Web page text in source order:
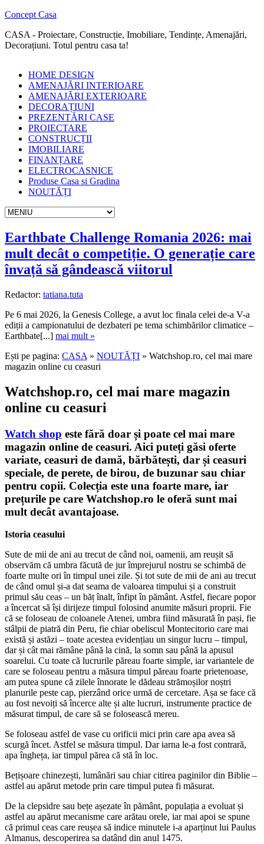
Concept Casa
CASA - Proiectare, Construcție, Imobiliare, Tendințe, Amenajări,
Decorațiuni. Totul pentru casa ta!
HOME DESIGN
AMENAJĂRI INTERIOARE
AMENAJĂRI EXTERIOARE
DECORAȚIUNI
PREZENTĂRI CASE
PROIECTARE
CONSTRUCȚII
IMOBILIARE
FINANȚARE
ELECTROCASNICE
Produse Casa si Gradina
NOUTĂȚI
Earthbate Challenge Romania 2026: mai
mult decât o competiție. O generație care
învață să gândească viitorul
Redactor: tatiana.tuta
Pe 6 mai 2026, la Genesis College, a avut loc finala celei de-a V-a
ediții a campionatului de dezbateri pe tema schimbărilor climatice –
Earthbate[...] mai mult »
Ești pe pagina: CASA » NOUTĂȚI » Watchshop.ro, cel mai mare
magazin online cu ceasuri
Watchshop.ro, cel mai mare magazin
online cu ceasuri
Watch shop este fără doar și poate cel mai mare
magazin online de ceasuri. Aici puteți găsi oferte
variate, ceasuri de damă, bărbătești, dar și ceasuri
speciale, de perete, de birou, de buzunar sau chiar
pentru copii. Colecția este una foarte mare, iar
prețurile pe care Watchshop.ro le oferă sunt mai
mult decât avantajoase.
Istoria ceasului
Sute de mii de ani au trecut de când noi, oamenii, am reușit să
observăm că umbra făcută de jur împrejurul nostru se schimbă de
foarte multe ori în timpul unei zile. Și tot sute de mii de ani au trecut
de când omul și-a dat seama de valoarea timpului și a construit
primul său ceas – un băț înalt, înfipt în pământ. Astfel, fiecare popor
a încercat să își dirijeze timpul folosind anumite măsuri proprii. Fie
că se foloseau de coloanele Atenei, umbra fiind măsurată în pași, fie
stâlpii de piatră din Peru, fie chiar obeliscul Montecitorio care mai
există și astăzi – toate acestea evidențiau un singur lucru – timpul,
dar și cât mai rămâne până la cină, la somn sau până la apusul
soarelui. Cu toate că lucrurile păreau foarte simple, iar variantele de
care se foloseau pentru a măsura timpul păreau foarte prietenoase,
am putea spune că zilele înnorate le dădeau strămoșilor noștri
planurile peste cap, pierzând orice urmă de cercetare. Așa se face că
au fost nevoiți să încerce alte și alte lucruri, instrumente practice de
măsurat timpul, de care să se folosească mereu.
Se foloseau astfel de vase cu orificii mici prin care apa avea să
scurgă încet. Astfel se măsura timpul. Dar iarna le-a fost contrară,
apa îngheța, iar timpul părea că stă în loc.
Bețișoare chinezești, lumânări sau chiar citirea paginilor din Biblie –
astfel au apărut metode prin care timpul putea fi măsurat.
De la clepsidre sau bețe așezate în pământ, populația a evoluat și
astfel au apărut mecanisme care arătau orele, iar mai apoi se spune
că primul ceas care reușea să indice minutele i-a aparținut lui Paulus
Almanus, descoperirea sa datând din anul 1475.